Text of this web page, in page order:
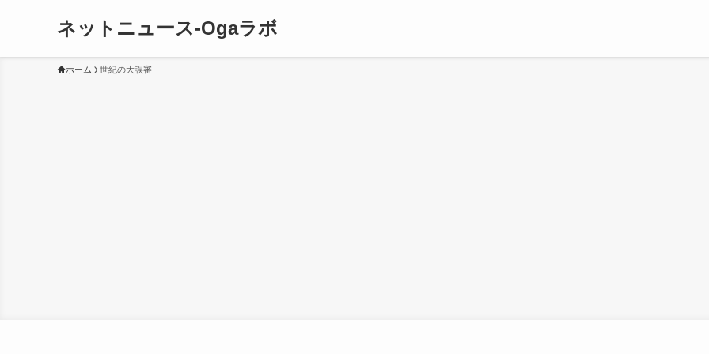
ネットニュース-Ogaラボ
ホーム 世紀の大誤審